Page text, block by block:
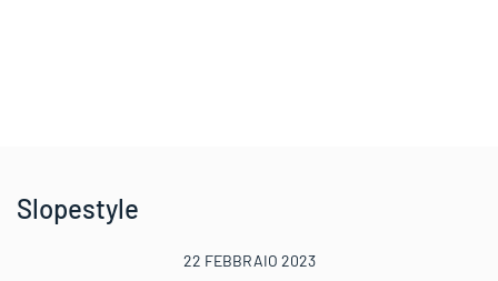
Slopestyle
22 FEBBRAIO 2023